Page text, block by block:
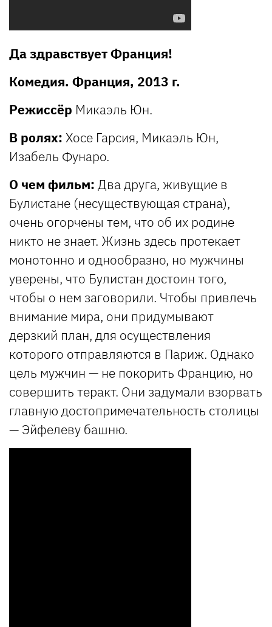
Да здравствует Франция!
Комедия. Франция, 2013 г.
Режиссёр Микаэль Юн.
В ролях: Хосе Гарсия, Микаэль Юн,
Изабель Фунаро.
О чем фильм: Два друга, живущие в
Булистане (несуществующая страна),
очень огорчены тем, что об их родине
никто не знает. Жизнь здесь протекает
монотонно и однообразно, но мужчины
уверены, что Булистан достоин того,
чтобы о нем заговорили. Чтобы привлечь
внимание мира, они придумывают
дерзкий план, для осуществления
которого отправляются в Париж. Однако
цель мужчин — не покорить Францию, но
совершить теракт. Они задумали взорвать
главную достопримечательность столицы
— Эйфелеву башню.